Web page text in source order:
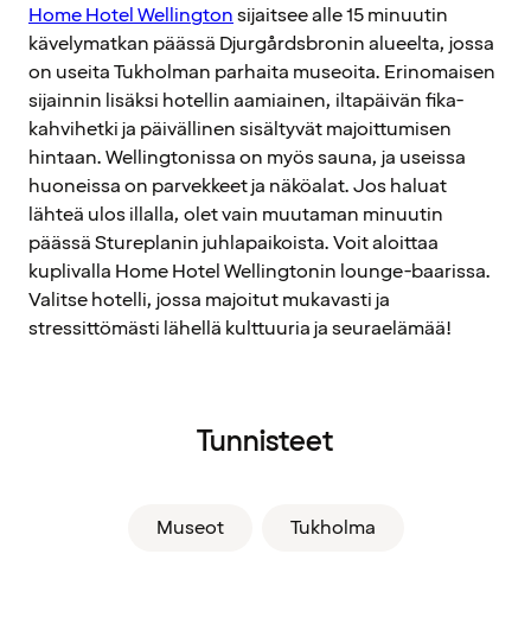
Home Hotel Wellingtonsijaitsee alle 15 minuutin
kävelymatkan päässä Djurgårdsbronin alueelta, jossa
on useita Tukholman parhaita museoita. Erinomaisen
sijainnin lisäksi hotellin aamiainen, iltapäivän fika-
kahvihetki ja päivällinen sisältyvät majoittumisen
hintaan. Wellingtonissa on myös sauna, ja useissa
huoneissa on parvekkeet ja näköalat. Jos haluat
lähteä ulos illalla, olet vain muutaman minuutin
päässä Stureplanin juhlapaikoista. Voit aloittaa
kuplivalla Home Hotel Wellingtonin lounge-baarissa.
Valitse hotelli, jossa majoitut mukavasti ja
stressittömästi lähellä kulttuuria ja seuraelämää!
Tunnisteet
Museot Tukholma